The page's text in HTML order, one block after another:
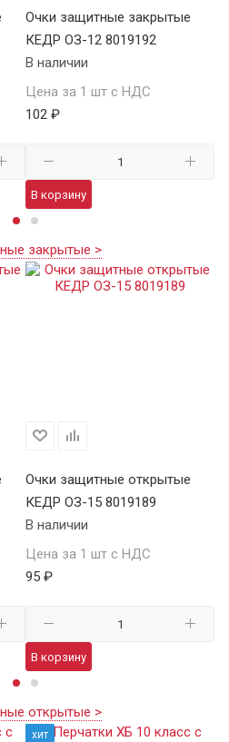
Очки защитные закрытые
КЕДР ОЗ-12 8019192
В наличии
Цена за 1 шт с НДС
102 ₽
В корзину
закрытые >
Очки защитные открытые
КЕДР ОЗ-15 8019189
В наличии
Цена за 1 шт с НДС
95 ₽
В корзину
открытые >
хит